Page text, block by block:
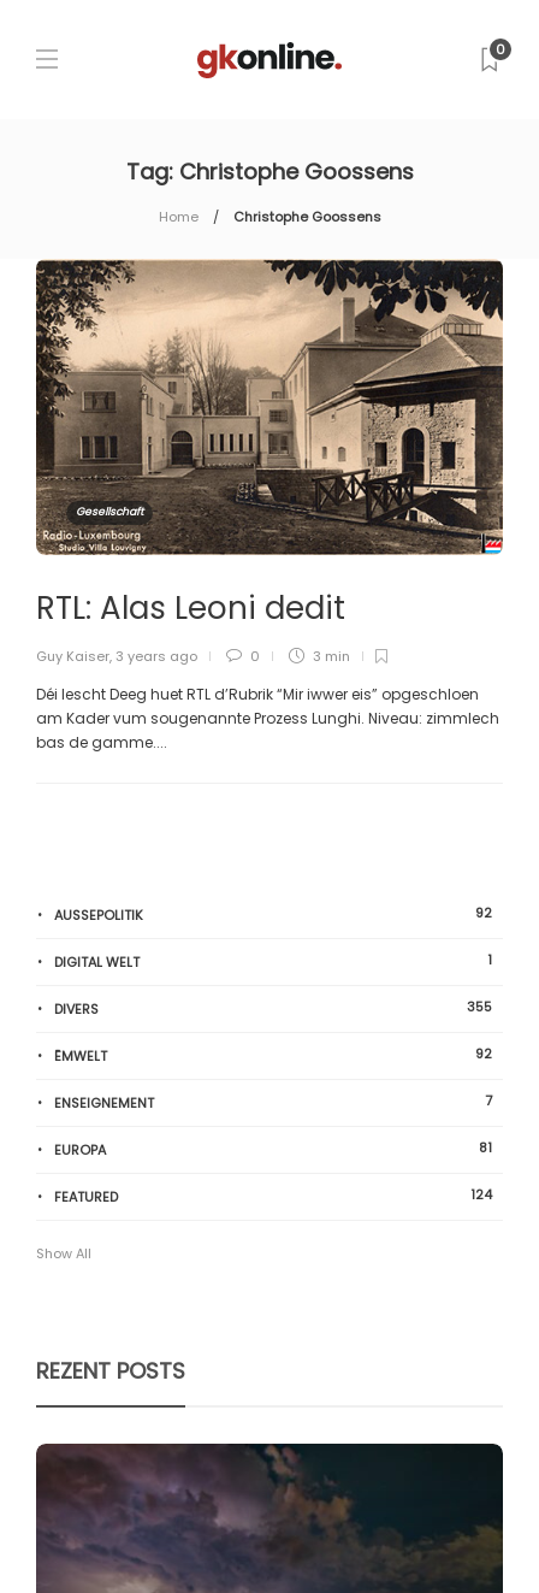
0
Tag: Christophe Goossens
Home Christophe Goossens
Gesellschaft
RTL: Alas Leoni dedit
Guy Kaiser, 3 years ago 0 3 min
Déi lescht Deeg huet RTL d’Rubrik “Mir iwwer eis” opgeschloen
am Kader vum sougenannte Prozess Lunghi. Niveau: zimmlech
bas de gamme....
AUSSEPOLITIK 92
DIGITAL WELT 1
DIVERS 355
ËMWELT 92
ENSEIGNEMENT 7
EUROPA 81
FEATURED 124
Show All
REZENT POSTS